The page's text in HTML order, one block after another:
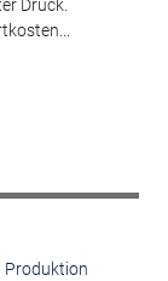
Druck.